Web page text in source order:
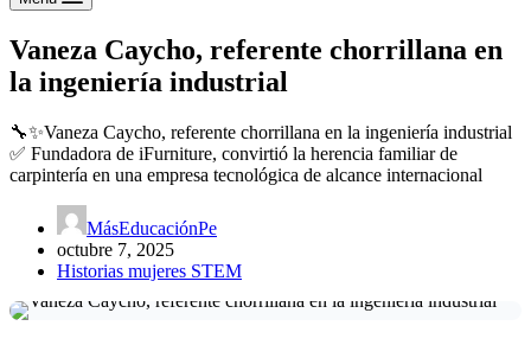
Vaneza Caycho, referente chorrillana en
la ingeniería industrial
🔧✨Vaneza Caycho, referente chorrillana en la ingeniería industrial
✅ Fundadora de iFurniture, convirtió la herencia familiar de
carpintería en una empresa tecnológica de alcance internacional
MásEducaciónPe
octubre 7, 2025
Historias mujeres STEM